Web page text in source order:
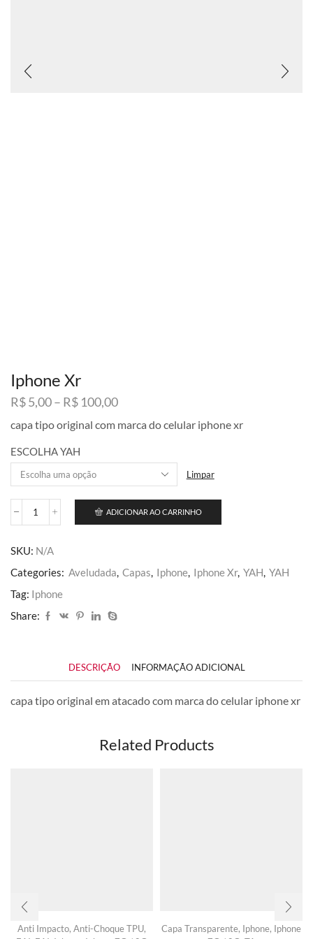
Iphone Xr
R$5,00– R$ 100,00Faixa
preço:
através
R$ 100,00
capa tipo original com marca do celular iphone xr
ESCOLHA YAH
Limpar
Iphone
ADICIONAR AO CARRINHO
SKU: N/A
Categories: Aveludada, Capas, Iphone, Iphone Xr, YAH, YAH
Tag: Iphone
Share:
DESCRIÇÃO INFORMAÇÃO ADICIONAL
capa tipo original em atacado com marca do celular iphone xr
Related Products
Anti Impacto, Anti-Choque TPU,
Capa Transparente, Iphone, Iphone